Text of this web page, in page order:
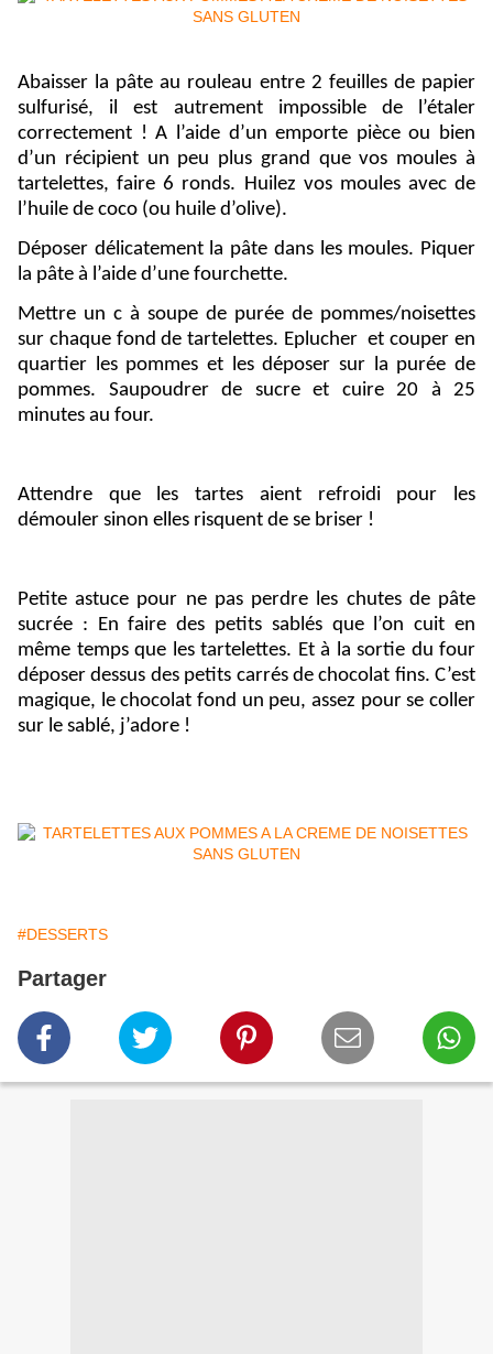
Abaisser la pâte au rouleau entre 2 feuilles de papier
sulfurisé, il est autrement impossible de l’étaler
correctement ! A l’aide d’un emporte pièce ou bien
d’un récipient un peu plus grand que vos moules à
tartelettes, faire 6 ronds. Huilez vos moules avec de
l’huile de coco (ou huile d’olive).
Déposer délicatement la pâte dans les moules. Piquer
la pâte à l’aide d’une fourchette.
Mettre un c à soupe de purée de pommes/noisettes
sur chaque fond de tartelettes. Eplucher et couper en
quartier les pommes et les déposer sur la purée de
pommes. Saupoudrer de sucre et cuire 20 à 25
minutes au four.
Attendre que les tartes aient refroidi pour les
démouler sinon elles risquent de se briser !
Petite astuce pour ne pas perdre les chutes de pâte
sucrée : En faire des petits sablés que l’on cuit en
même temps que les tartelettes. Et à la sortie du four
déposer dessus des petits carrés de chocolat fins. C’est
magique, le chocolat fond un peu, assez pour se coller
sur le sablé, j’adore !
#DESSERTS
Partager